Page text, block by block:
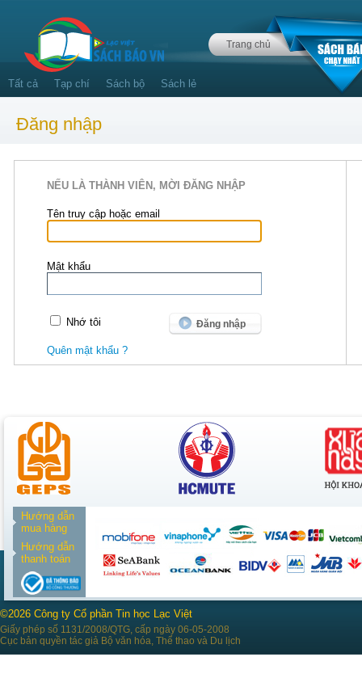
Trang chủ
Tất cả Tạp chí Sách bộ Sách lẻ
Đăng nhập
NẾU LÀ THÀNH VIÊN, MỜI ĐĂNG NHẬP
Tên truy cập hoặc email
Mật khẩu
Nhớ tôi
Quên mật khẩu ?
Hướng dẫn
mua hàng
Hướng dẫn
thanh toán
©2026 Công ty Cổ phần Tin học Lạc Việt
Giấy phép số 1131/2008/QTG, cấp ngày 06-05-2008
Cục bản quyền tác giả Bộ văn hóa, Thể thao và Du lịch